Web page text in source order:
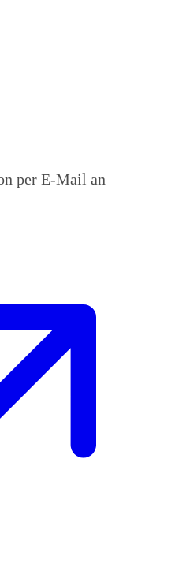
per E-Mail an